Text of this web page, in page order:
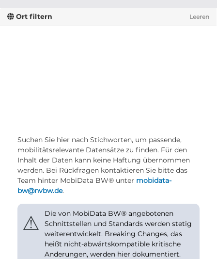
Ort filtern Leeren
Suchen Sie hier nach Stichworten, um passende,
mobilitätsrelevante Datensätze zu finden. Für den
Inhalt der Daten kann keine Haftung übernommen
werden. Bei Rückfragen kontaktieren Sie bitte das
Team hinter MobiData BW® unter mobidata-
bw@nvbw.de.
⚠
Die von MobiData BW® angebotenen
Schnittstellen und Standards werden stetig
weiterentwickelt. Breaking Changes, das
heißt nicht-abwärtskompatible kritische
Änderungen, werden hier dokumentiert.